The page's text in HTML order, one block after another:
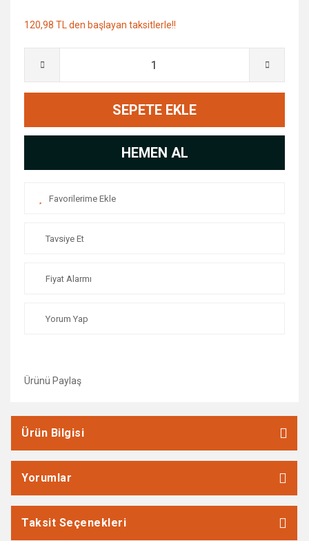
120,98 TL den başlayan taksitlerle!!
SEPETE EKLE
HEMEN AL
Tavsiye Et
Fiyat Alarmı
Yorum Yap
Ürünü Paylaş
Ürün Bilgisi
Yorumlar
Taksit Seçenekleri